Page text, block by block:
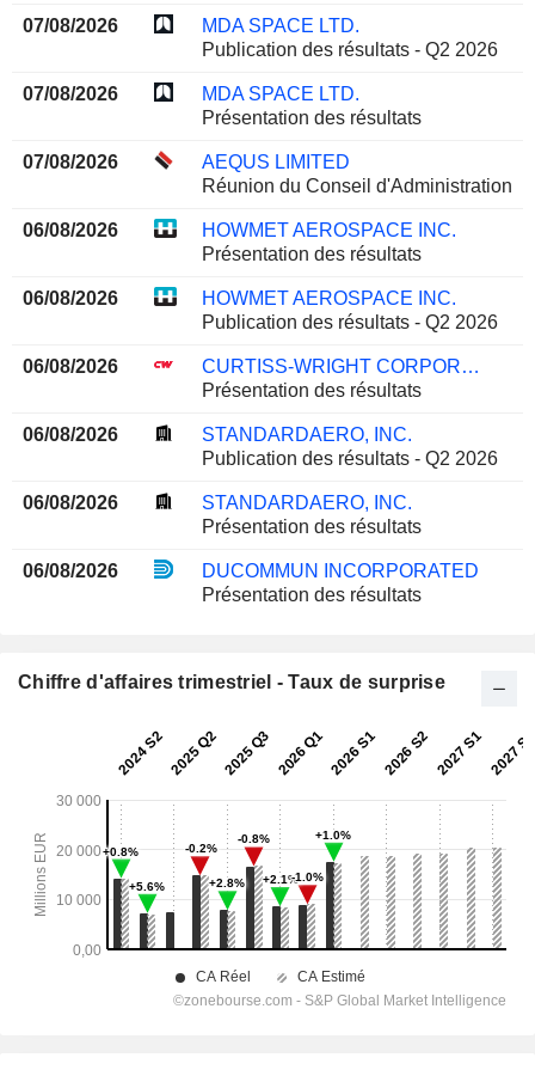
07/08/2026
MDA SPACE LTD.
Publication des résultats - Q2 2026
07/08/2026
MDA SPACE LTD.
Présentation des résultats
07/08/2026
AEQUS LIMITED
Réunion du Conseil d'Administration
06/08/2026
HOWMET AEROSPACE INC.
Présentation des résultats
06/08/2026
HOWMET AEROSPACE INC.
Publication des résultats - Q2 2026
06/08/2026
CURTISS-WRIGHT CORPORATION
Présentation des résultats
06/08/2026
STANDARDAERO, INC.
Publication des résultats - Q2 2026
06/08/2026
STANDARDAERO, INC.
Présentation des résultats
06/08/2026
DUCOMMUN INCORPORATED
Présentation des résultats
Chiffre d'affaires trimestriel - Taux de surprise